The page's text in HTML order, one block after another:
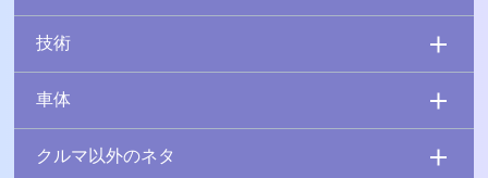
技術
車体
クルマ以外のネタ